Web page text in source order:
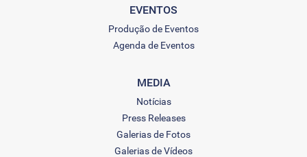
EVENTOS
Produção de Eventos
Agenda de Eventos
MEDIA
Notícias
Press Releases
Galerias de Fotos
Galerias de Vídeos